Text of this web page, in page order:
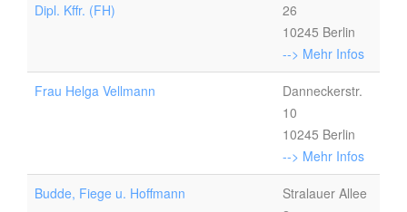
Dipl. Kffr. (FH)
26
10245 Berlin
--> Mehr Infos
Frau Helga Vellmann
Danneckerstr.
10
10245 Berlin
--> Mehr Infos
Budde, Fiege u. Hoffmann
Stralauer Allee